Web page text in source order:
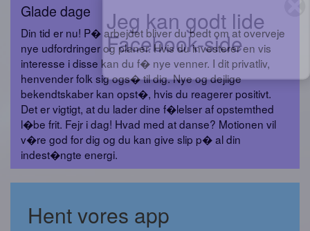
Glade dage
Din tid er nu! P� arbejdet bliver du bedt om at overveje
nye udfordringer og planer. Hvis du investerer en vis
interesse i disse kan du f� nye venner. I dit privatliv,
henvender folk sig ogs� til dig. Nye og dejlige
bekendtskaber kan opst�, hvis du reagerer positivt.
Det er vigtigt, at du lader dine f�lelser af opstemthed
l�be frit. Fejr i dag! Hvad med at danse? Motionen vil
v�re god for dig og du kan give slip p� al din
indest�ngte energi.
Hent vores app
Jeg kan godt lide
Facebook-side